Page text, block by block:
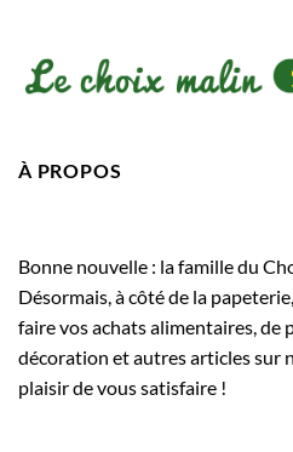
À PROPOS
Bonne nouvelle : la famille du
Désormais, à côté de la
faire vos achats alimentaires, de
décoration et autres articles sur
plaisir de vous satisfaire !